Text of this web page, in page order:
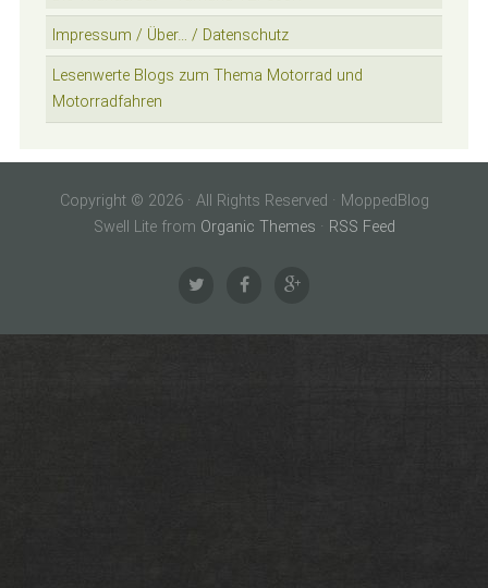
Impressum / Über… / Datenschutz
Lesenwerte Blogs zum Thema Motorrad und
Motorradfahren
Copyright © 2026 · All Rights Reserved · MoppedBlog
Swell Lite from Organic Themes · RSS Feed